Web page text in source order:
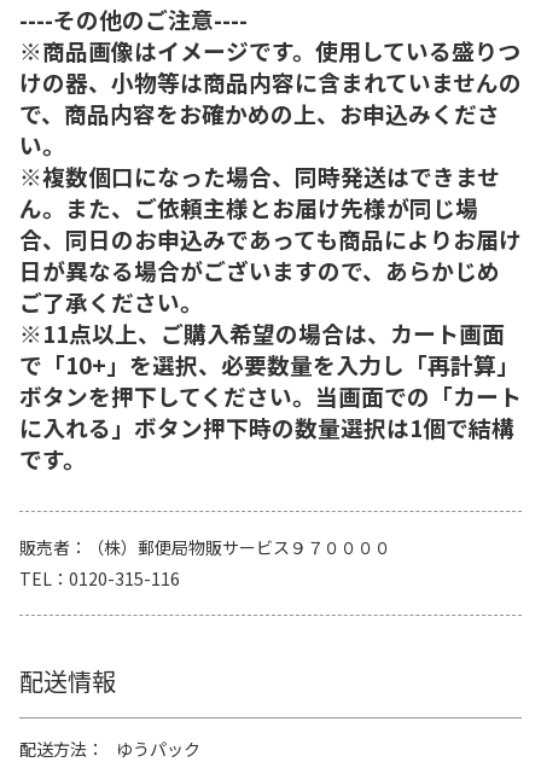
----その他のご注意----
※商品画像はイメージです。使用している盛りつ
けの器、小物等は商品内容に含まれていませんの
で、商品内容をお確かめの上、お申込みくださ
い。
※複数個口になった場合、同時発送はできませ
ん。また、ご依頼主様とお届け先様が同じ場
合、同日のお申込みであっても商品によりお届け
日が異なる場合がございますので、あらかじめ
ご了承ください。
※11点以上、ご購入希望の場合は、カート画面
で「10+」を選択、必要数量を入力し「再計算」
ボタンを押下してください。当画面での「カート
に入れる」ボタン押下時の数量選択は1個で結構
です。
販売者
（株）郵便局物販サービス９７００００
TEL
0120-315-116
配送情報
配送方法
ゆうパック